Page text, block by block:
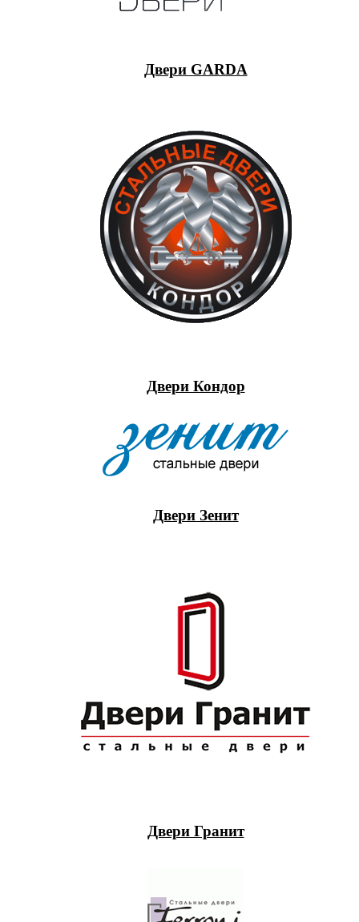
Двери GARDA
Двери Кондор
Двери Зенит
Двери Гранит